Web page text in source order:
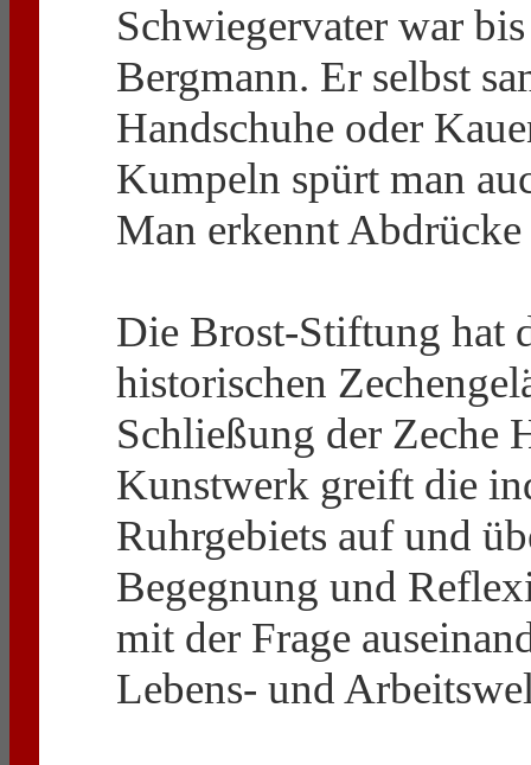
Schwiegervater war
Bergmann. Er selbst
Handschuhe oder
Kumpeln spürt man
Man erkennt
Die Brost-Stiftung hat
historischen
Schließung der Zeche
Kunstwerk greift die
Ruhrgebiets auf und
Begegnung und
mit der Frage
Lebens- und